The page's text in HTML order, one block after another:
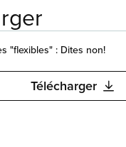
"flexibles" : Dites non!
Télécharger